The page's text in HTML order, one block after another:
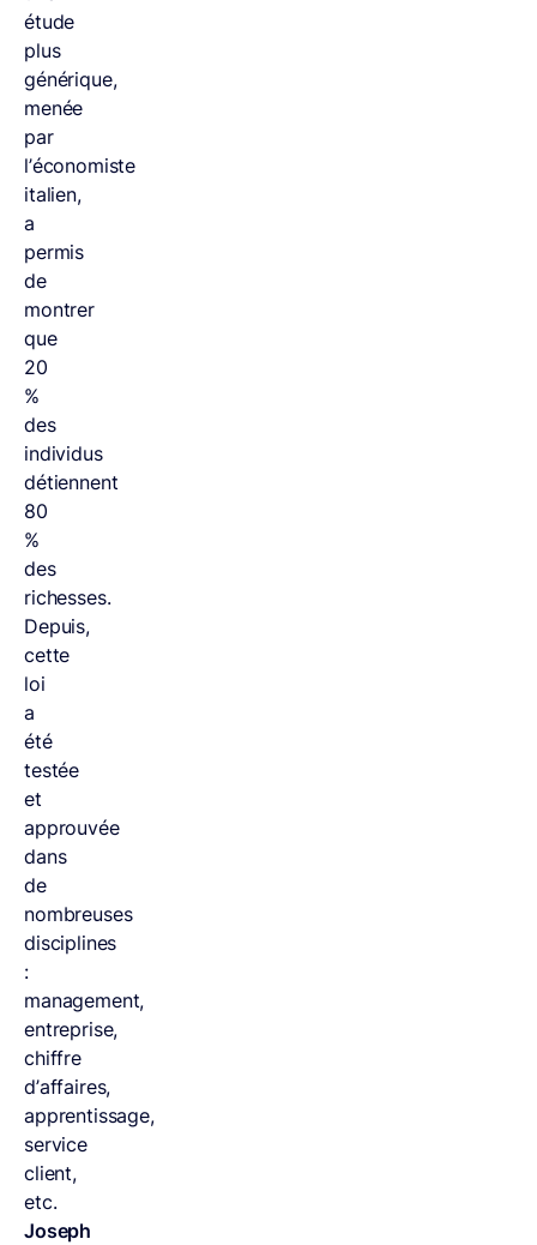
étude
plus
générique,
menée
par
l’économiste
italien,
a
permis
de
montrer
que
20
%
des
individus
détiennent
80
%
des
richesses.
Depuis,
cette
loi
a
été
testée
et
approuvée
dans
de
nombreuses
disciplines
:
management,
entreprise,
chiffre
d’affaires,
apprentissage,
service
client,
etc.
Joseph